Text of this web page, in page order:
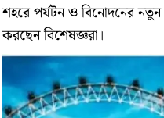
শহরে পর্যটন ও বিনোদনের
করছেন বিশেষজ্ঞরা।